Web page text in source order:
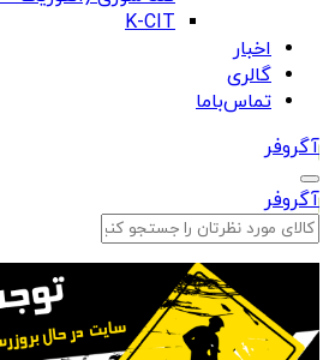
K-CIT
اخبار
گالری
تماس‌باما
آگروفر
آگروفر